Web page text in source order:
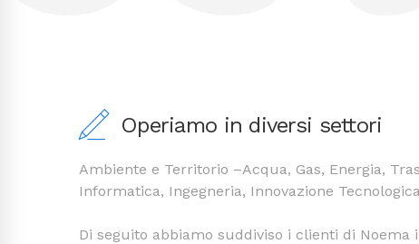
Operiamo in diversi settori
Ambiente e Territorio –Acqua, Gas, Energia,
Informatica, Ingegneria, Innovazione
Di seguito abbiamo suddiviso i clienti di